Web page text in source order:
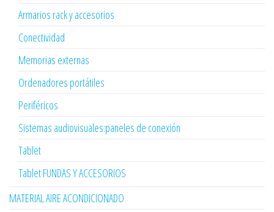
Armarios rack y accesorios
Conectividad
Memorias externas
Ordenadores portátiles
Periféricos
Sistemas audiovisuales:paneles de conexión
Tablet
Tablet FUNDAS Y ACCESORIOS
MATERIAL AIRE ACONDICIONADO